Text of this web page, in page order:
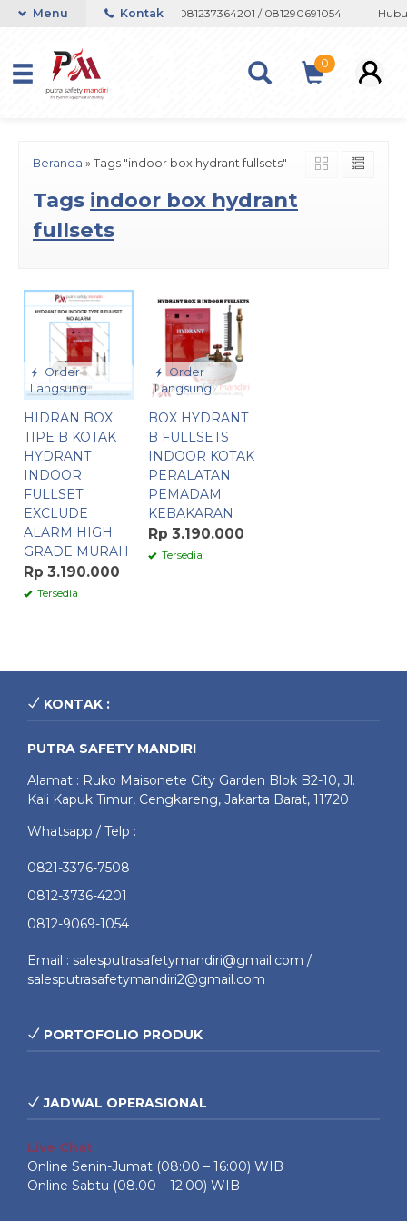
Whatsapp 082133767508 / 081237364201 / 081290691054
Menu Kontak
0
Beranda » Tags "indoor box hydrant fullsets"
Tags indoor box hydrant
fullsets
Order
Langsung
HIDRAN BOX
TIPE B KOTAK
HYDRANT
INDOOR
FULLSET
EXCLUDE
ALARM HIGH
GRADE MURAH
Rp 3.190.000
Tersedia
Order
Langsung
BOX HYDRANT
B FULLSETS
INDOOR KOTAK
PERALATAN
PEMADAM
KEBAKARAN
Rp 3.190.000
Tersedia
KONTAK :
PUTRA SAFETY MANDIRI
Alamat : Ruko Maisonete City Garden Blok B2-10, Jl.
Kali Kapuk Timur, Cengkareng, Jakarta Barat, 11720
Whatsapp / Telp :
0821-3376-7508
0812-3736-4201
0812-9069-1054
Email : salesputrasafetymandiri@gmail.com /
salesputrasafetymandiri2@gmail.com
PORTOFOLIO PRODUK
JADWAL OPERASIONAL
Live Chat
Online Senin-Jumat (08:00 – 16:00) WIB
Online Sabtu (08.00 – 12.00) WIB